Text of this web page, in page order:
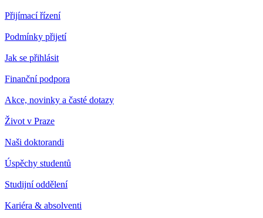
Přijímací řízení
Podmínky přijetí
Jak se přihlásit
Finanční podpora
Akce, novinky a časté dotazy
Život v Praze
Naši doktorandi
Úspěchy studentů
Studijní oddělení
Kariéra & absolventi